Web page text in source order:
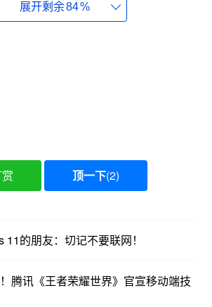
理测试，Windows XP再次胜出，
的情况。需要注意的是，TrigrZolt
械硬盘的系统，无论你钟爱哪个操
遍低效。
展开剩余84%
顶一下(2)
的朋友：切记不要联网！
腾讯《王者荣耀世界》官宣移动端技